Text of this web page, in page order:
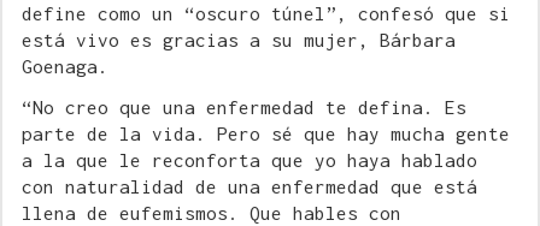
define como un “oscuro túnel”, confesó que si
está vivo es gracias a su mujer, Bárbara
Goenaga.
“No creo que una enfermedad te defina. Es
parte de la vida. Pero sé que hay mucha gente
a la que le reconforta que yo haya hablado
con naturalidad de una enfermedad que está
llena de eufemismos. Que hables con